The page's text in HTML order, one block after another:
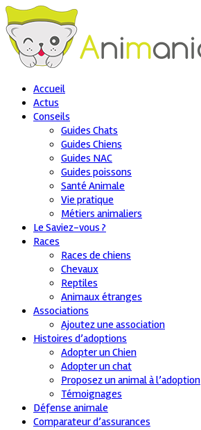
Accueil
Actus
Conseils
Guides Chats
Guides Chiens
Guides NAC
Guides poissons
Santé Animale
Vie pratique
Métiers animaliers
Le Saviez-vous ?
Races
Races de chiens
Chevaux
Reptiles
Animaux étranges
Associations
Ajoutez une association
Histoires d’adoptions
Adopter un Chien
Adopter un chat
Proposez un animal à l’adoption
Témoignages
Défense animale
Comparateur d’assurances